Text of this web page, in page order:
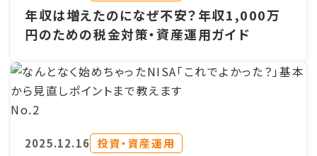
年収は増えたのになぜ不安？年収1,000万
円のための税金対策・資産運用ガイド
No.2
2025.12.16 投資・資産運用